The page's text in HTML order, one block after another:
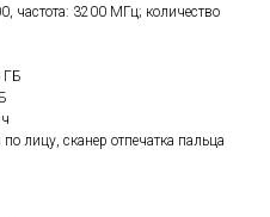
частота: 3200 МГц; количество
ГБ
лицу, сканер отпечатка пальца